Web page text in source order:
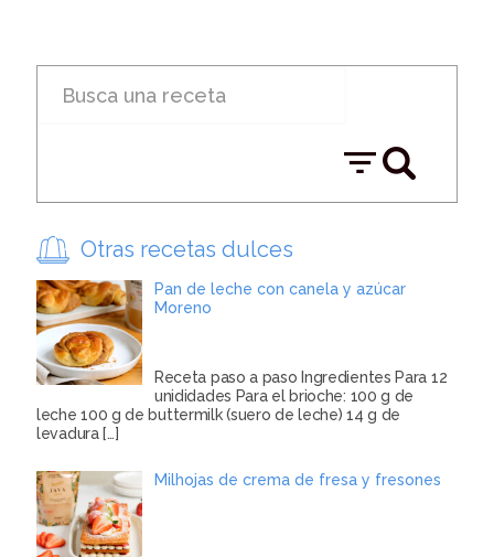
Otras recetas dulces
Pan de leche con canela y azúcar
Moreno
Receta paso a paso Ingredientes Para 12
unididades Para el brioche: 100 g de
leche 100 g de buttermilk (suero de leche) 14 g de
levadura[…]
Milhojas de crema de fresa y fresones